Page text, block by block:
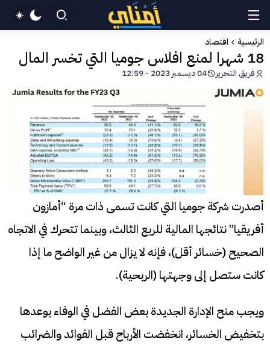
الرئيسية اقتصاد
18 شهرا لمنع افلاس جوميا التي تخسر المال
فريق التحرير 04 ديسمبر 2023 - 12:59
أصدرت شركة جوميا التي كانت تسمى ذات مرة “أمازون
أفريقيا” نتائجها المالية للربع الثالث، وبينما تتحرك في الاتجاه
الصحيح (خسائر أقل)، فإنه لا يزال من غير الواضح ما إذا
كانت ستصل إلى وجهتها (الربحية).
ويجب منح الإدارة الجديدة بعض الفضل في الوفاء بوعدها
بتخفيض الخسائر، انخفضت الأرباح قبل الفوائد والضرائب